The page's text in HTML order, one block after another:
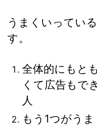
うまくいってい
す。
全体的にもと
くて広告もで
人
もう1つがう